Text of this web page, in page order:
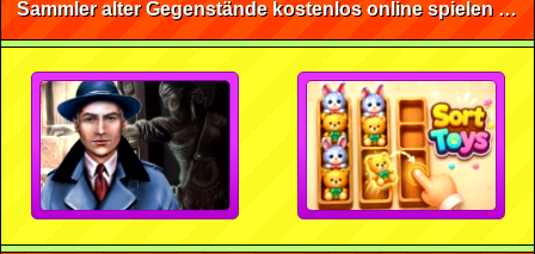
Sammler alter Gegenstände kostenlos online spielen • ohne Anmeldung 🕹️